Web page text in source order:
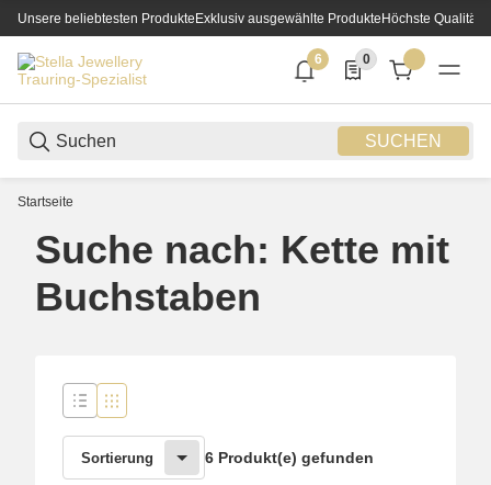
Unsere beliebtesten ProdukteExklusiv ausgewählte ProdukteHöchste Qualität
SUCHEN
6
6 neue Notifizierungen
0
0 Produkte in der
Startseite
Suche nach: Kette mit
Buchstaben
Sortierung 6 Produkt(e) gefunden